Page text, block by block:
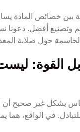
بين خصائص المادة
وتصنيع أفضل.
حول صلابة
القوة:
بشكل غير صحيح أن
في الواقع، هما